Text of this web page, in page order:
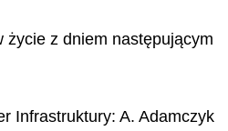
życie z dniem następującym
Infrastruktury: A. Adamczyk